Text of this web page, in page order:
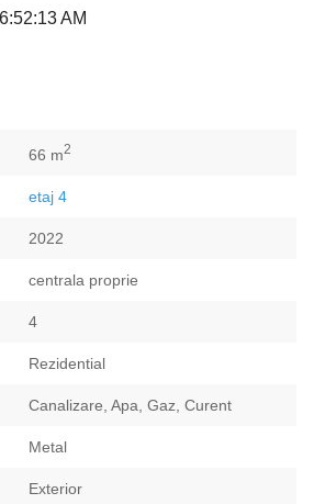
AM
66 m2
etaj 4
2022
centrala proprie
4
Rezidential
Canalizare, Apa, Gaz, Curent
Metal
Exterior